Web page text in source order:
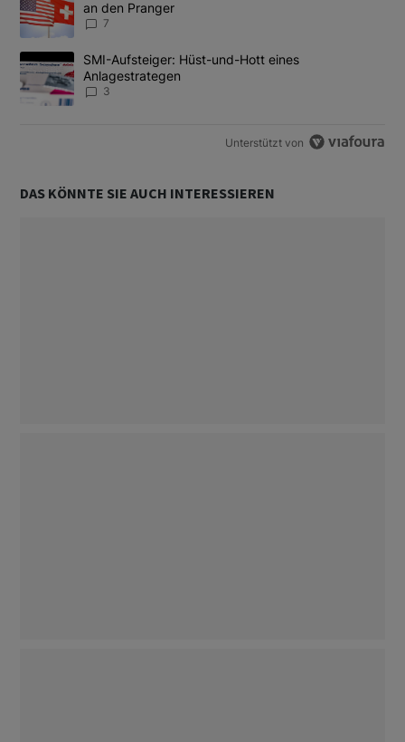
an den Pranger
7
Ein Trendartikel mit dem Titel "SMI-Aufsteiger: Hüst-und-Hott
SMI-Aufsteiger: Hüst-und-Hott eines
Anlagestrategen
3
Unterstützt von
DAS KÖNNTE SIE AUCH INTERESSIEREN